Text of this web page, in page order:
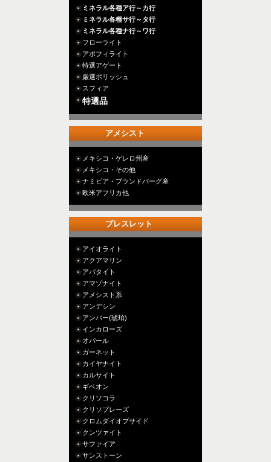
ミネラル各種ア行～カ行
ミネラル各種サ行～タ行
ミネラル各種ナ行～ワ行
フローライト
アポフィライト
特選アゲート
厳選ポリッシュ
スフィア
特選品
アメシスト
メキシコ・ゲレロ州産
メキシコ・その他
ナミビア・ブランドバーグ産
欧米アフリカ他
ブレスレット
アイオライト
アクアマリン
アパタイト
アマゾナイト
アメシスト系
アンデシン
アンバー(琥珀)
インカローズ
オパール
ガーネット
カイヤナイト
カルサイト
ギベオン
クリソコラ
クリソプレーズ
クロムダイオプサイド
クンツァイト
サファイア
サンストーン